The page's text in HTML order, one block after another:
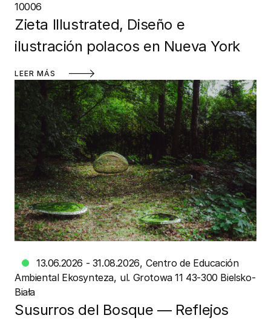
10006
Zieta Illustrated, Diseño e
ilustración polacos en Nueva York
LEER MÁS
13.06.2026 - 31.08.2026 Centro de Educación
Ambiental Ekosynteza ul. Grotowa 11 43-300 Bielsko-
Biała
Susurros del Bosque — Reflejos